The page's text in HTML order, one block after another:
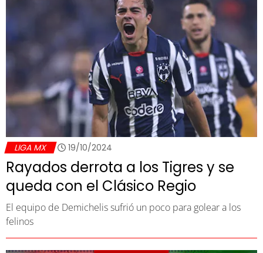
LIGA MX 19/10/2024
Rayados derrota a los Tigres y se
queda con el Clásico Regio
El equipo de Demichelis sufrió un poco para golear a los
felinos